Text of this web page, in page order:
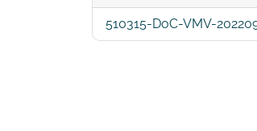
510315-DoC-VMV-